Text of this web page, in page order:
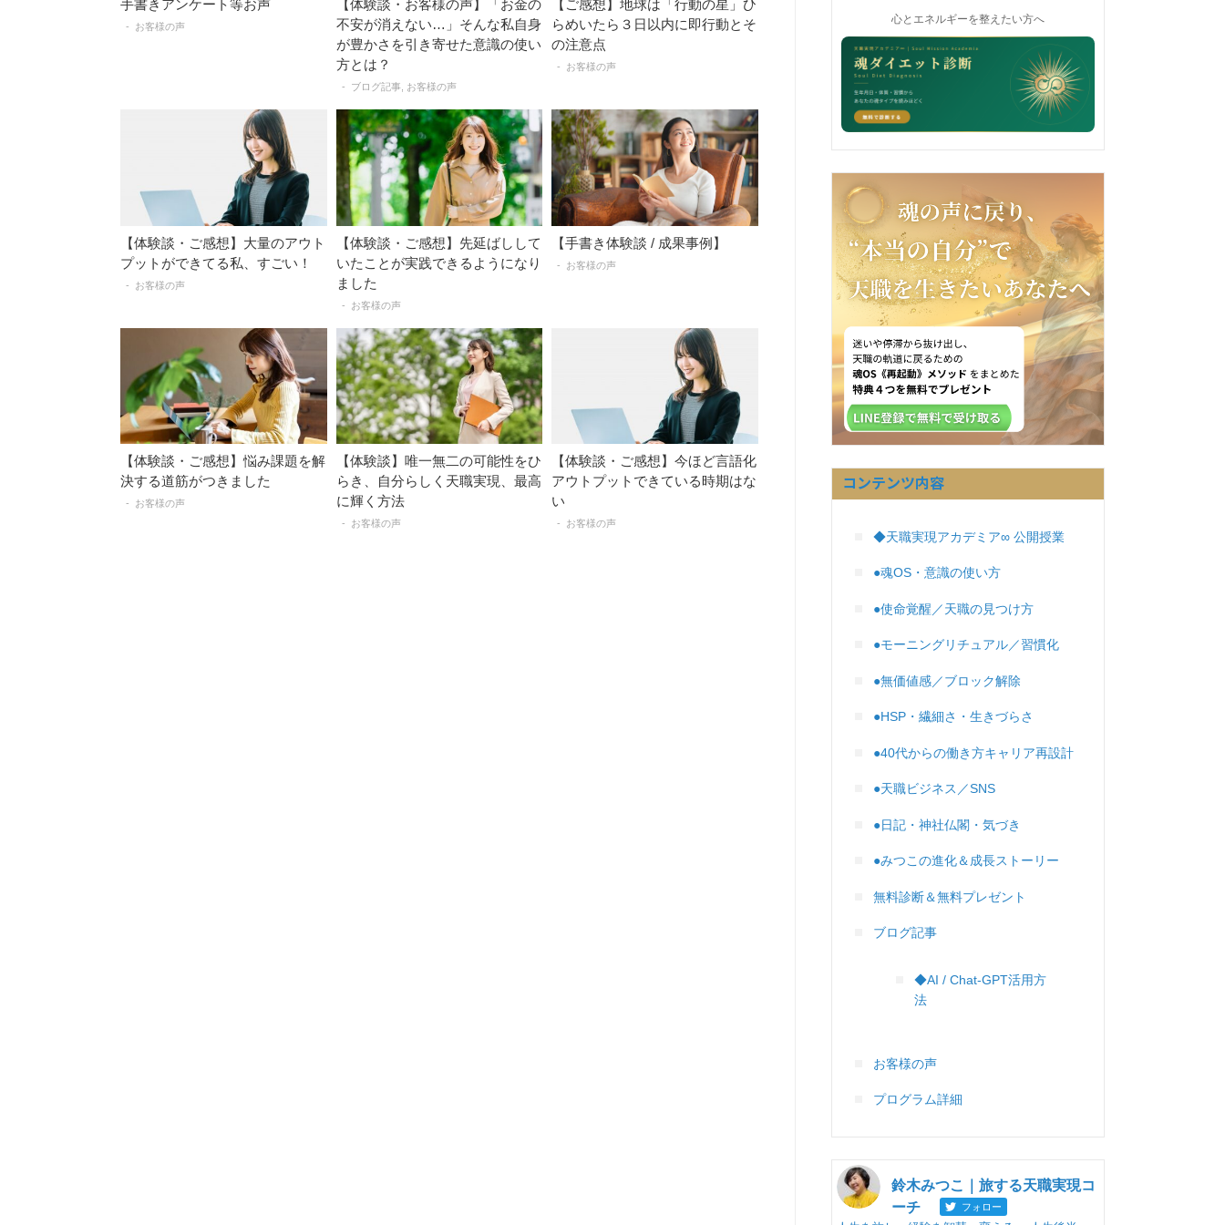
手書きアンケート等お声
お客様の声
【体験談・お客様の声】「お金の
不安が消えない…」そんな私自身
が豊かさを引き寄せた意識の使い
方とは？
ブログ記事 お客様の声
【ご感想】地球は「行動の星」ひ
らめいたら３日以内に即行動とそ
の注意点
お客様の声
【体験談・ご感想】大量のアウト
プットができてる私、すごい！
お客様の声
【体験談・ご感想】先延ばしして
いたことが実践できるようになり
ました
お客様の声
【手書き体験談 / 成果事例】
お客様の声
【体験談・ご感想】悩み課題を解
決する道筋がつきました
お客様の声
【体験談】唯一無二の可能性をひ
らき、自分らしく天職実現、最高
に輝く方法
お客様の声
【体験談・ご感想】今ほど言語化
アウトプットできている時期はな
い
お客様の声
心とエネルギーを整えたい方へ
コンテンツ内容
◆天職実現アカデミア∞ 公開授業
●魂OS・意識の使い方
●使命覚醒／天職の見つけ方
●モーニングリチュアル／習慣化
●無価値感／ブロック解除
●HSP・繊細さ・生きづらさ
●40代からの働き方キャリア再設計
●天職ビジネス／SNS
●日記・神社仏閣・気づき
●みつこの進化＆成長ストーリー
無料診断＆無料プレゼント
ブログ記事
◆AI / Chat-GPT活用方
法
お客様の声
プログラム詳細
鈴木みつこ｜旅する天職実現コ
ーチ
フォロー